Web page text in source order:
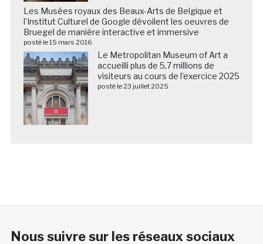
Les Musées royaux des Beaux-Arts de Belgique et
l’Institut Culturel de Google dévoilent les oeuvres de
Bruegel de manière interactive et immersive
posté le 15 mars 2016
Le Metropolitan Museum of Art a
accueilli plus de 5,7 millions de
visiteurs au cours de l’exercice 2025
posté le 23 juillet 2025
Nous suivre sur les réseaux sociaux